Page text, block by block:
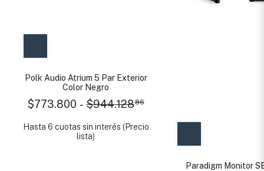
Polk Audio Atrium 5 Par Exterior
Color Negro
$773.800 - $944.12886
Hasta 6 cuotas sin interés (Precio
lista)
Paradigm Monitor